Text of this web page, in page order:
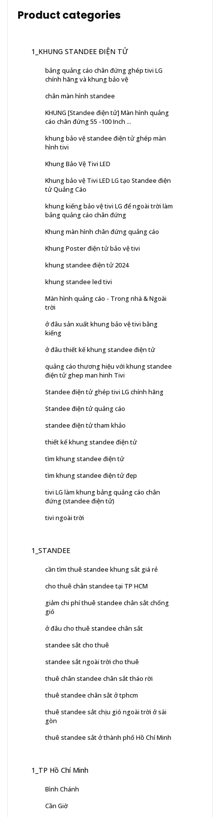
Product categories
1_KHUNG STANDEE ĐIỆN TỬ
bảng quảng cáo chân đứng ghép tivi LG
chính hãng và khung bảo vệ
chân màn hình standee
KHUNG [Standee điện tử] Màn hình quảng
cáo chân đứng 55 -100 Inch ...
khung bảo vệ standee điện tử ghép màn
hình tivi
Khung Bảo Vệ Tivi LED
Khung bảo vệ Tivi LED LG tạo Standee điện
tử Quảng Cáo
khung kiếng bảo vệ tivi LG để ngoài trời làm
bảng quảng cáo chân đứng
Khung màn hình chân đứng quảng cáo
Khung Poster điện tử bảo vệ tivi
khung standee điện tử 2024
khung standee led tivi
Màn hình quảng cáo - Trong nhà & Ngoài
trời
ở đâu sản xuất khung bảo vệ tivi bằng
kiếng
ở đâu thiết kế khung standee điện tử
quảng cáo thương hiệu với khung standee
điện tử ghep man hinh Tivi
Standee điện tử ghép tivi LG chính hãng
Standee điện tử quảng cáo
standee điện tử tham khảo
thiết kế khung standee điện tử
tìm khung standee điện tử
tìm khung standee điện tử đẹp
tivi LG làm khung bảng quảng cáo chân
đứng (standee điện tử)
tivi ngoài trời
1_STANDEE
cần tìm thuê standee khung sắt giá rẻ
cho thuê chân standee tại TP HCM
giảm chi phí thuê standee chân sắt chống
gió
ở đâu cho thuê standee chân sắt
standee sắt cho thuê
standee sắt ngoài trời cho thuê
thuê chân standee chân sắt tháo rời
thuê standee chân sắt ở tphcm
thuê standee sắt chịu gió ngoài trời ở sài
gòn
thuê standee sắt ở thành phố Hồ Chí Minh
1_TP Hồ Chí Minh
Bình Chánh
Cần Giờ